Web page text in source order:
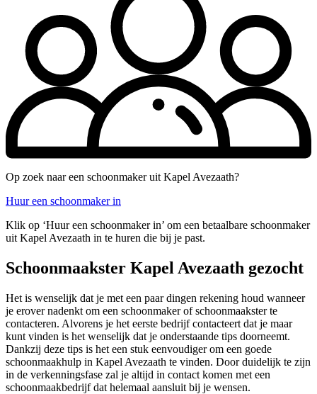
Op zoek naar een schoonmaker uit Kapel Avezaath?
Huur een schoonmaker in
Klik op ‘Huur een schoonmaker in’ om een betaalbare schoonmaker
uit Kapel Avezaath in te huren die bij je past.
Schoonmaakster Kapel Avezaath gezocht
Het is wenselijk dat je met een paar dingen rekening houd wanneer
je erover nadenkt om een schoonmaker of schoonmaakster te
contacteren. Alvorens je het eerste bedrijf contacteert dat je maar
kunt vinden is het wenselijk dat je onderstaande tips doorneemt.
Dankzij deze tips is het een stuk eenvoudiger om een goede
schoonmaakhulp in Kapel Avezaath te vinden. Door duidelijk te zijn
in de verkenningsfase zal je altijd in contact komen met een
schoonmaakbedrijf dat helemaal aansluit bij je wensen.